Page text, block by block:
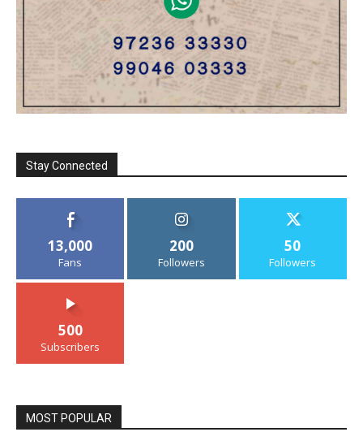
Stay Connected
13,000
Fans
200
Followers
50
Followers
500
Subscribers
MOST POPULAR